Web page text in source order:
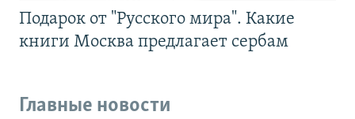
Подарок от "Русского мира". Какие
книги Москва предлагает сербам
Главные новости